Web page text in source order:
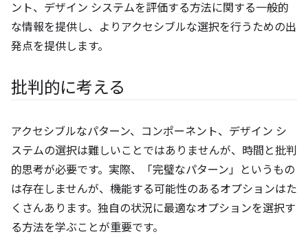
ント、デザイン システムを評価する方法に関する一般的
な情報を提供し、よりアクセシブルな選択を行うための出
発点を提供します。
批判的に考える
アクセシブルなパターン、コンポーネント、デザイン シ
ステムの選択は難しいことではありませんが、時間と批判
的思考が必要です。実際、「完璧なパターン」というもの
は存在しませんが、機能する可能性のあるオプションはた
くさんあります。独自の状況に最適なオプションを選択す
る方法を学ぶことが重要です。